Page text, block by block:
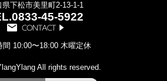
県下松市美里町2-13-1-1
0833-45-5922
間 10:00〜18:00 木曜定休
All rights reserved.